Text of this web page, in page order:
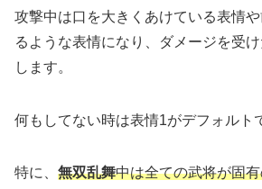
攻撃中は口を大きくあけている表情
るような表情になり、ダメージを受
します。
何もしてない時は表情1がデフォルト
特に、 無双乱舞中は全ての武将が固